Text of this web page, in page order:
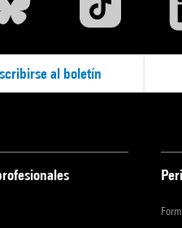
al boletín